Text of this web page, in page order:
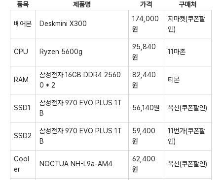
품목 제품명 가격 구매처
베어본 Deskmini X300
174,000
원
지마켓(쿠폰할
인)
CPU Ryzen 5600g
95,840
원
11마존
RAM
삼성전자 16GB DDR4 2560
0 * 2
82,440
원
티몬
SSD1
삼성전자 970 EVO PLUS 1T
B
56,140원 옥션(쿠폰할인)
SSD2
삼성전자 970 EVO PLUS 1T
B
59,400
원
11번가(쿠폰할
인)
Cool
er
NOCTUA NH-L9a-AM4
62,400
원
옥션(쿠폰할인)